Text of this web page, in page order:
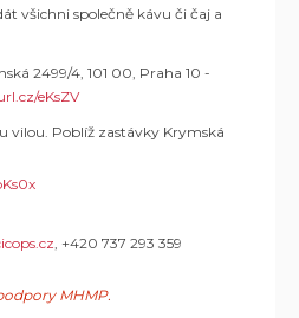
všichni společně kávu či čaj a
2499/4, 101 00, Praha 10 -
eKsZV
vilou. Poblíž zastávky Krymská
, +420 737 293 359
MHMP.